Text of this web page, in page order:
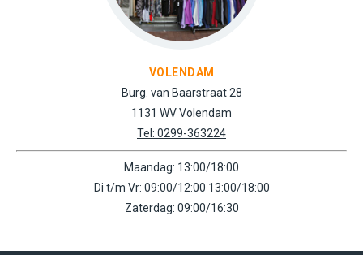
VOLENDAM
Burg. van Baarstraat 28
1131 WV Volendam
Tel: 0299-363224
Maandag: 13:00/18:00
Di t/m Vr: 09:00/12:00 13:00/18:00
Zaterdag: 09:00/16:30